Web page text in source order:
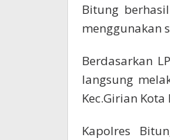
Bitung
menggunakan
Berdasarkan
langsung
Kec.Girian Kota
Kapolres